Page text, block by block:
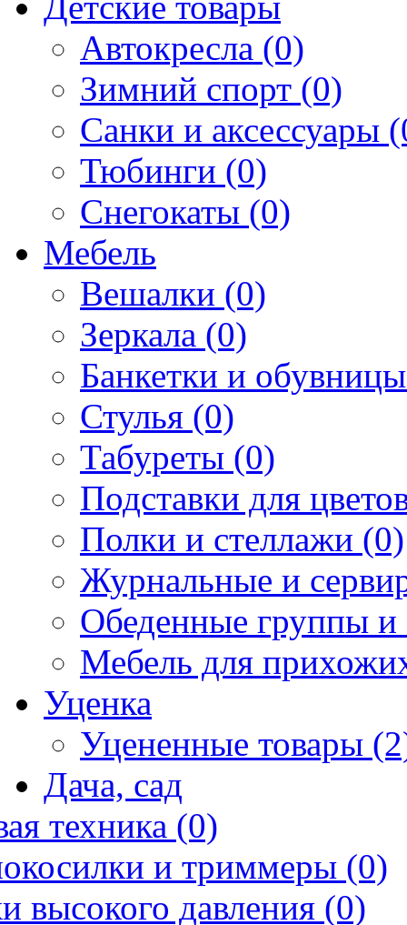
Автокресла (0)
Зимний спорт (0)
Санки и аксессуары
Тюбинги (0)
Снегокаты (0)
Мебель
Вешалки (0)
Зеркала (0)
Банкетки и
Стулья (0)
Табуреты (0)
Подставки для
Полки и стеллажи (0)
Журнальные и
Обеденные группы и
Мебель для
Уценка
Уцененные товары
Дача, сад
техника (0)
и триммеры (0)
высокого давления (0)